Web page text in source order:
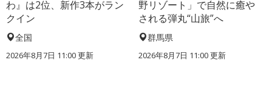
わ』は2位、新作3本がラン
クイン
全国
2026年8月7日 11:00更新
野リゾート」で自然に癒や
される弾丸“山旅”へ
群馬県
2026年8月7日 11:00更新